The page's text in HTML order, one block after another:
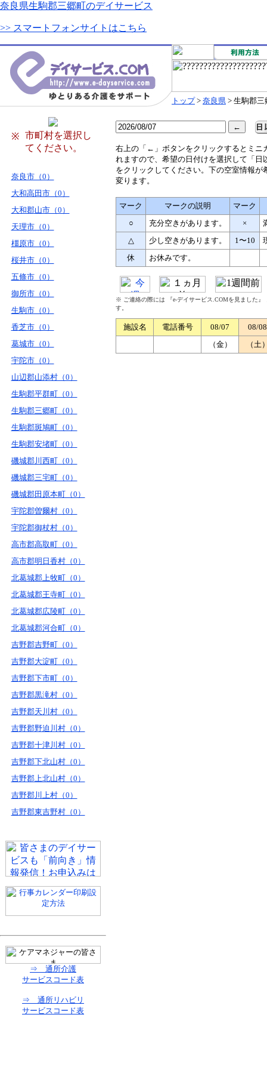
奈良県生駒郡三郷町のデイサービス
>> スマートフォンサイトはこちら
トップ> 奈良県 > 生駒郡三
※
市町村を選択し
てください。
奈良市（0）
大和高田市（0）
大和郡山市（0）
天理市（0）
橿原市（0）
桜井市（0）
五條市（0）
御所市（0）
生駒市（0）
香芝市（0）
葛城市（0）
宇陀市（0）
山辺郡山添村（0）
生駒郡平群町（0）
生駒郡三郷町（0）
生駒郡斑鳩町（0）
生駒郡安堵町（0）
磯城郡川西町（0）
磯城郡三宅町（0）
磯城郡田原本町（0）
宇陀郡曽爾村（0）
宇陀郡御杖村（0）
高市郡高取町（0）
高市郡明日香村（0）
北葛城郡上牧町（0）
北葛城郡王寺町（0）
北葛城郡広陵町（0）
北葛城郡河合町（0）
吉野郡吉野町（0）
吉野郡大淀町（0）
吉野郡下市町（0）
吉野郡黒滝村（0）
吉野郡天川村（0）
吉野郡野迫川村（0）
吉野郡十津川村（0）
吉野郡下北山村（0）
吉野郡上北山村（0）
吉野郡川上村（0）
吉野郡東吉野村（0）
⇒ 通所介護
サービスコード表
⇒ 通所リハビリ
サービスコード表
右上の「←」ボタンをクリックするとミニ
れますので、希望の日付けを選択して「日
をクリックしてください。下の空室情報が
変ります。
マーク マークの説明
マーク
○
充分空きがあります。 ×
△
少し空きがあります。 1〜10
休
お休みです。
※ ご連絡の際には 『e-デイサービス.COMを見ました
す。
施設名 電話番号 08/07
08/08
（金）
（土